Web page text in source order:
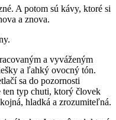
A potom sú kávy, ktoré si
a znova.
a vyváženým
a ľahký ovocný tón.
sa do pozornosti
ten typ chuti, ktorý človek
hladká a zrozumiteľná.